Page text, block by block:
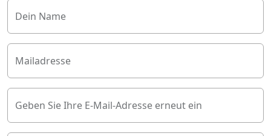
Dein Name
Mailadresse
Geben Sie Ihre E-Mail-Adresse erneut ein